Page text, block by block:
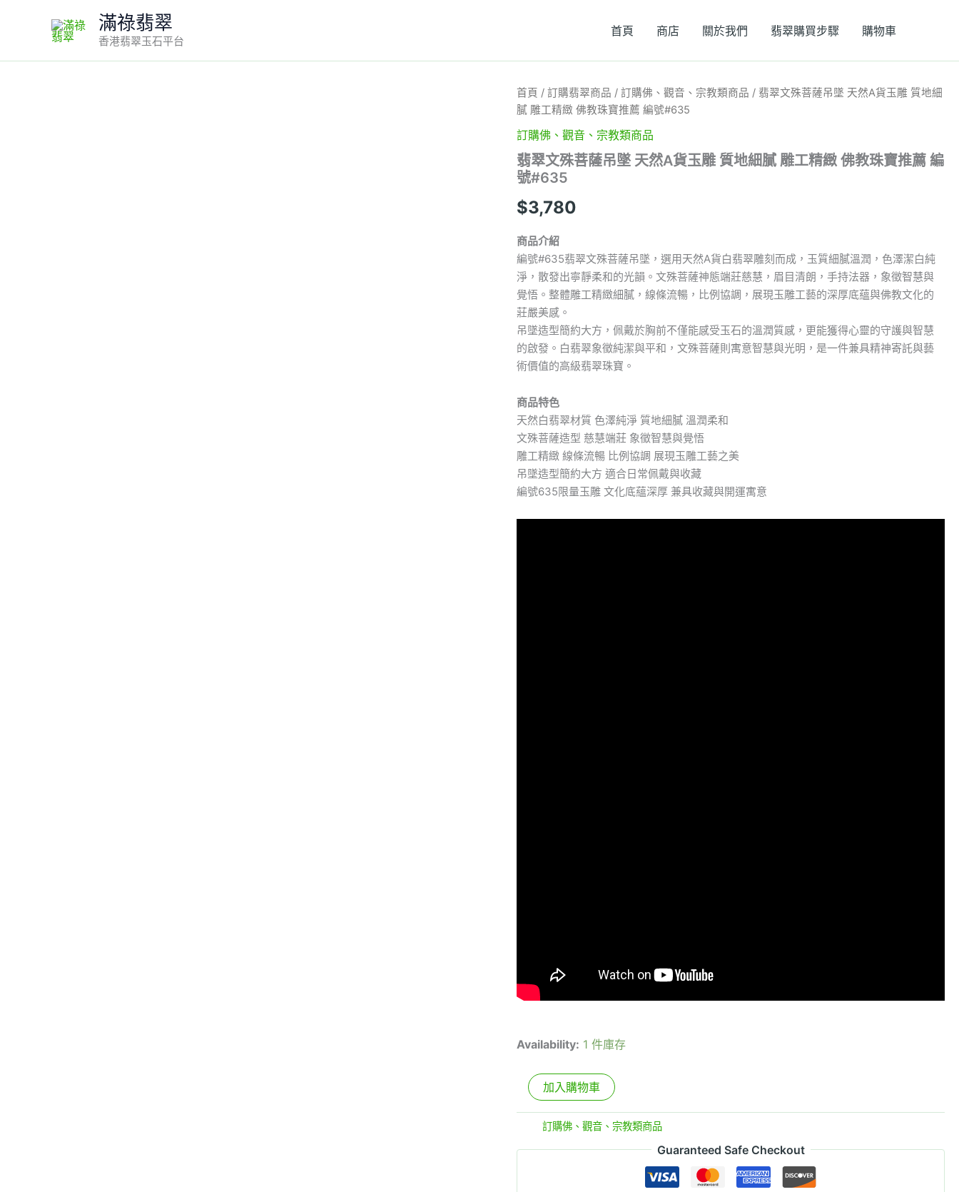
滿祿翡翠
香港翡翠玉石平台
首頁 商店 關於我們 翡翠購買步驟 購物車
首頁 /訂購翡翠商品 /訂購佛、觀音、宗教類商品 / 翡翠文殊菩薩吊墜 天然A貨玉雕 質地細
膩 雕工精緻 佛教珠寶推薦 編號#635
訂購佛、觀音、宗教類商品
翡翠文殊菩薩吊墜 天然A貨玉雕 質地細膩 雕工精緻 佛教珠寶推薦 編
號#635
$3,780
商品介紹
編號#635翡翠文殊菩薩吊墜，選用天然A貨白翡翠雕刻而成，玉質細膩溫潤，色澤潔白純
淨，散發出寧靜柔和的光韻。文殊菩薩神態端莊慈慧，眉目清朗，手持法器，象徵智慧與
覺悟。整體雕工精緻細膩，線條流暢，比例協調，展現玉雕工藝的深厚底蘊與佛教文化的
莊嚴美感。
吊墜造型簡約大方，佩戴於胸前不僅能感受玉石的溫潤質感，更能獲得心靈的守護與智慧
的啟發。白翡翠象徵純潔與平和，文殊菩薩則寓意智慧與光明，是一件兼具精神寄託與藝
術價值的高級翡翠珠寶。
商品特色
天然白翡翠材質 色澤純淨 質地細膩 溫潤柔和
文殊菩薩造型 慈慧端莊 象徵智慧與覺悟
雕工精緻 線條流暢 比例協調 展現玉雕工藝之美
吊墜造型簡約大方 適合日常佩戴與收藏
編號635限量玉雕 文化底蘊深厚 兼具收藏與開運寓意
Availability: 1 件庫存
翡
翠
文
殊
薩
吊
天
然
A
貨
玉
雕
質
地
細
膩
雕
工
佛
教
珠
寶
推
薦
編
#635
加入購物車
分類:訂購佛、觀音、宗教類商品
Guaranteed Safe Checkout